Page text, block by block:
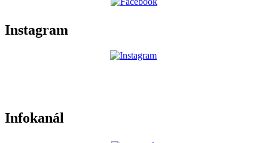
Instagram
Infokanál